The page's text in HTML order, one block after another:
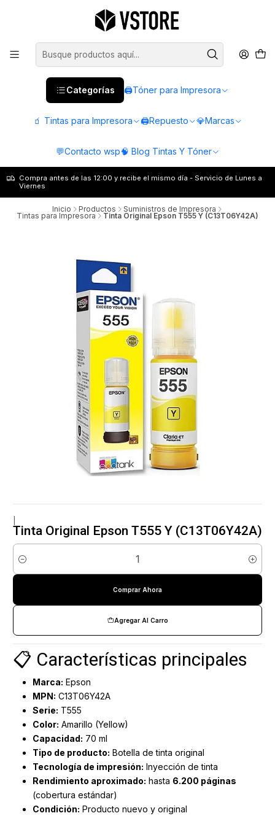
Categorías 🖨️Tóner para Impresora
🧃 Tintas para Impresora 🖨️Repuesto 💎Marcas
💬Contacto wsp🧠 Blog Tintas Y Tóner
Compra antes de las 12:00 y recibe el mismo día - Servicio de Lunes a
Viernes
Inicio Productos Suministros de Impresora
Tintas para Impresora Tinta Original Epson T555 Y (C13T06Y42A)
Tinta Original Epson T555 Y (C13T06Y42A)
Cantidad
Agregar Al Carro
Comprar Ahora
📋 Características principales
Marca: Epson
MPN: C13T06Y42A
Serie: T555
Color: Amarillo (Yellow)
Capacidad: 70 ml
Tipo de producto: Botella de tinta original
Tecnología de impresión: Inyección de tinta
Rendimiento aproximado: hasta 6.200 páginas
(cobertura estándar)
Condición: Producto nuevo y original